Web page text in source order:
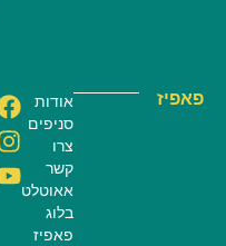
פאפיז
אודות
סניפים
צרו
קשר
אאוטלט
בלוג
פאפיז